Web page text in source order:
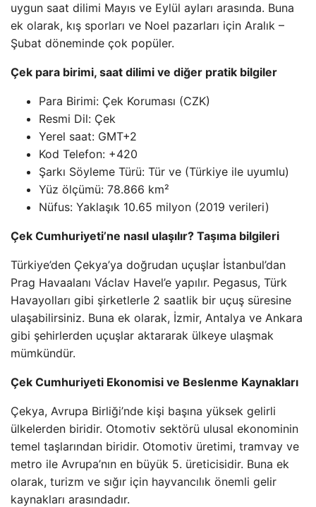
uygun saat dilimi Mayıs ve Eylül ayları arasında. Buna
ek olarak, kış sporları ve Noel pazarları için Aralık –
Şubat döneminde çok popüler.
Çek para birimi, saat dilimi ve diğer pratik bilgiler
Para Birimi: Çek Koruması (CZK)
Resmi Dil: Çek
Yerel saat: GMT+2
Kod Telefon: +420
Şarkı Söyleme Türü: Tür ve (Türkiye ile uyumlu)
Yüz ölçümü: 78.866 km²
Nüfus: Yaklaşık 10.65 milyon (2019 verileri)
Çek Cumhuriyeti’ne nasıl ulaşılır? Taşıma bilgileri
Türkiye’den Çekya’ya doğrudan uçuşlar İstanbul’dan
Prag Havaalanı Václav Havel’e yapılır. Pegasus, Türk
Havayolları gibi şirketlerle 2 saatlik bir uçuş süresine
ulaşabilirsiniz. Buna ek olarak, İzmir, Antalya ve Ankara
gibi şehirlerden uçuşlar aktararak ülkeye ulaşmak
mümkündür.
Çek Cumhuriyeti Ekonomisi ve Beslenme Kaynakları
Çekya, Avrupa Birliği’nde kişi başına yüksek gelirli
ülkelerden biridir. Otomotiv sektörü ulusal ekonominin
temel taşlarından biridir. Otomotiv üretimi, tramvay ve
metro ile Avrupa’nın en büyük 5. üreticisidir. Buna ek
olarak, turizm ve sığır için hayvancılık önemli gelir
kaynakları arasındadır.